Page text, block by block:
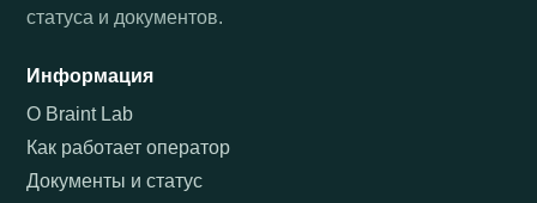
статуса и документов.
Информация
О Braint Lab
Как работает оператор
Документы и статус